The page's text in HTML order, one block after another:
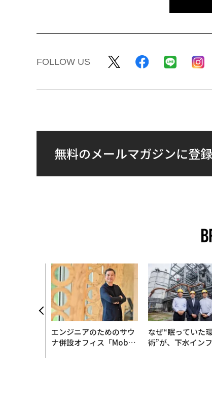
FOLLOW US
無料のメールマガジンに登録
エンジニアのためのサウ
ナ併設オフィス「Mobiu
なぜ“眠っていた
術”が、下水イン